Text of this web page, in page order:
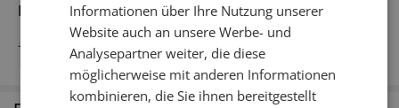
Produktbeschreibung
–
Informationen über Ihre Nutzung unserer
Website auch an unsere Werbe- und
Analysepartner weiter, die diese
möglicherweise mit anderen Informationen
kombinieren, die Sie ihnen bereitgestellt